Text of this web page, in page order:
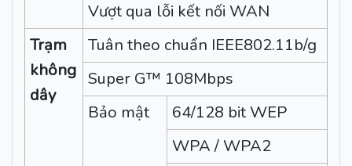
Vượt qua lỗi kết nối WAN
Trạm
không
dây
Tuân theo chuẩn IEEE802.11b/g
Super G™ 108Mbps
Bảo mật
64/128 bit WEP
WPA / WPA2